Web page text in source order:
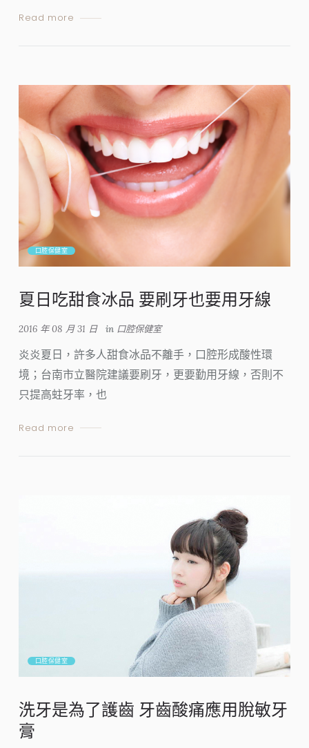
Read more
口腔保健室
夏日吃甜食冰品 要刷牙也要用牙線
2016 年 08 月 31 日 in 口腔保健室
炎炎夏日，許多人甜食冰品不離手，口腔形成酸性環
境；台南市立醫院建議要刷牙，更要勤用牙線，否則不
只提高蛀牙率，也
Read more
口腔保健室
洗牙是為了護齒 牙齒酸痛應用脫敏牙
膏